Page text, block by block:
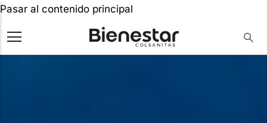
Pasar al contenido principal